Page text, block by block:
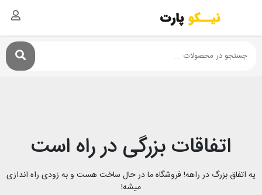
اتفاقات بزرگی در راه است
یه اتفاق بزرگ در راهه! فروشگاه ما در حال ساخت هست و به زودی راه اندازی
میشه!